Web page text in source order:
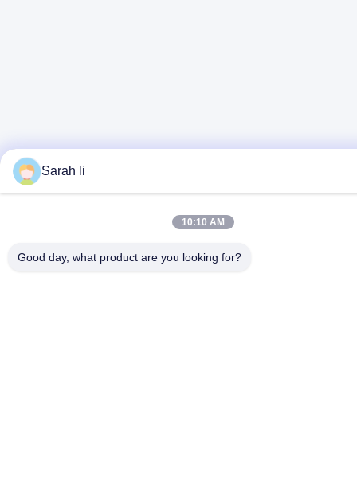
Sarah li
10:10 AM
Good day, what product are you looking for?